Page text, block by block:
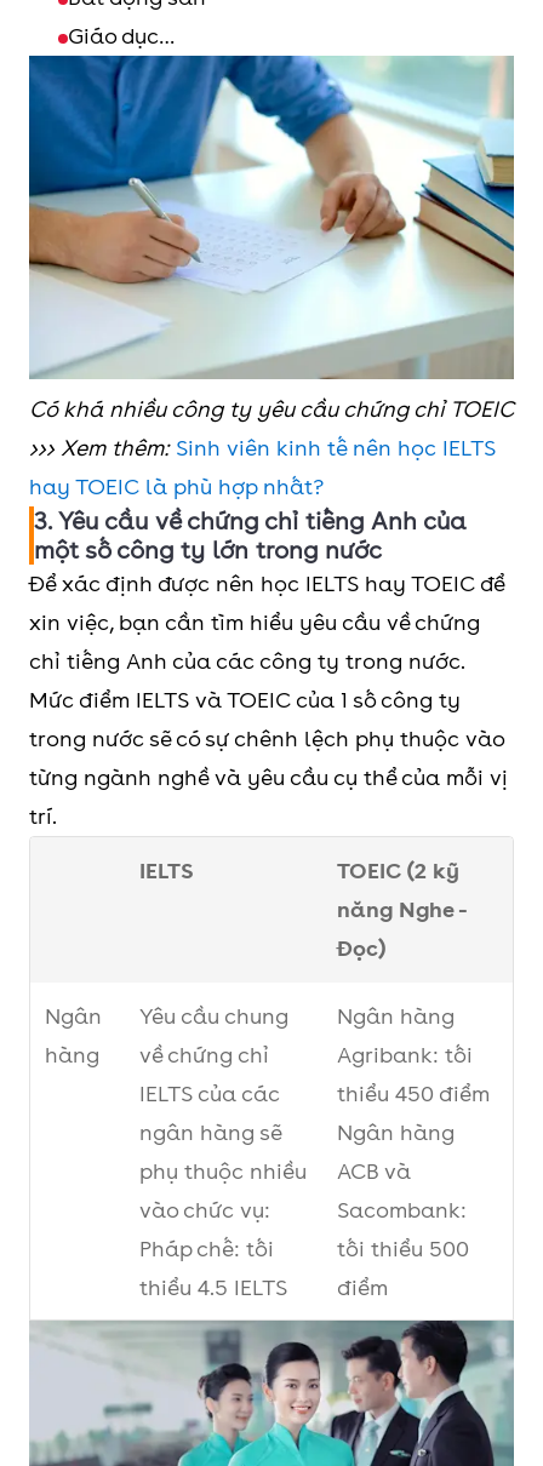
Giáo dục…
Có khá nhiều công ty yêu cầu chứng chỉ TOEIC
>>> Xem thêm: Sinh viên kinh tế nên học IELTS
hay TOEIC là phù hợp nhất?
3. Yêu cầu về chứng chỉ tiếng Anh của
một số công ty lớn trong nước
Để xác định được nên học IELTS hay TOEIC để
xin việc, bạn cần tìm hiểu yêu cầu về chứng
chỉ tiếng Anh của các công ty trong nước.
Mức điểm IELTS và TOEIC của 1 số công ty
trong nước sẽ có sự chênh lệch phụ thuộc vào
từng ngành nghề và yêu cầu cụ thể của mỗi vị
trí.
IELTS
TOEIC (2 kỹ
năng Nghe -
Đọc)
Ngân
hàng
Yêu cầu chung
về chứng chỉ
IELTS của các
ngân hàng sẽ
phụ thuộc nhiều
vào chức vụ:
Pháp chế: tối
thiểu 4.5 IELTS
Chuyên viên
điều phối, cán
bộ văn phòng
Ngân hàng
Agribank: tối
thiểu 450 điểm
Ngân hàng
ACB và
Sacombank:
tối thiểu 500
điểm
Ngân hàng
Techcombank:
tối thiểu 600